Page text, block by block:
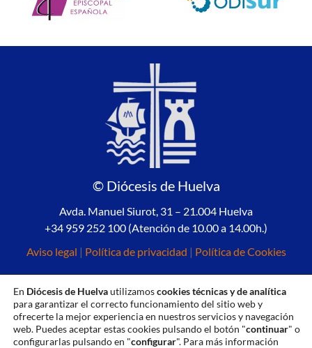
© Diócesis de Huelva
Avda. Manuel Siurot, 31 – 21.004 Huelva
+34 959 252 100 (Atención de 10.00 a 14.00h.)
Aviso legal | Política de privacidad | Política de Cookies
En Diócesis de Huelvautilizamoscookies técnicas y de analítica
para garantizar el correcto funcionamiento del sitio web y
ofrecerte la mejor experiencia en nuestros servicios y navegación
web. Puedes aceptar estas cookies pulsando el botón "continuar" o
configurarlas pulsando en "configurar". Para más información